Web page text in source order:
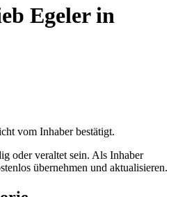
Egelerin
vom Inhaber bestätigt.
oder veraltet sein. Als Inhaber
übernehmen und aktualisieren.